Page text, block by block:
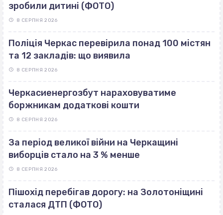
зробили дитині (ФОТО)
8 СЕРПНЯ 2026
Поліція Черкас перевірила понад 100 містян
та 12 закладів: що виявила
8 СЕРПНЯ 2026
Черкасиенергозбут нараховуватиме
боржникам додаткові кошти
8 СЕРПНЯ 2026
За період великої війни на Черкащині
виборців стало на 3 % менше
8 СЕРПНЯ 2026
Пішохід перебігав дорогу: на Золотоніщині
сталася ДТП (ФОТО)